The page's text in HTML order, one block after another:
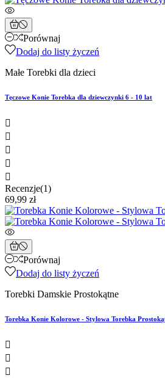
Porównaj
Dodaj do listy życzeń
Małe Torebki dla dzieci
Tęczowe Konie Torebka dla dziewczynki 6 - 10 lat





Recenzje(1)
69,99 zł
Porównaj
Dodaj do listy życzeń
Torebki Damskie Prostokątne
Torebka Konie Kolorowe - Stylowa Torebka


